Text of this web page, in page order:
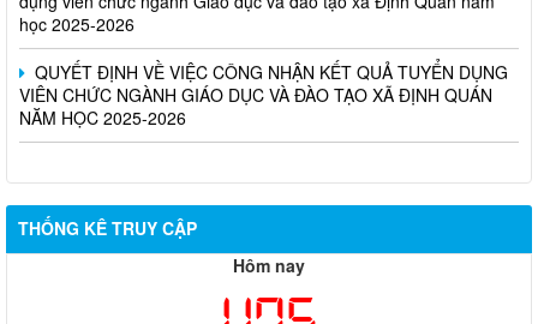
học 2025-2026
QUYẾT ĐỊNH VỀ VIỆC CÔNG NHẬN KẾT QUẢ TUYỂN DỤNG
VIÊN CHỨC NGÀNH GIÁO DỤC VÀ ĐÀO TẠO XÃ ĐỊNH QUÁN
NĂM HỌC 2025-2026
THỐNG KÊ TRUY CẬP
Hôm nay